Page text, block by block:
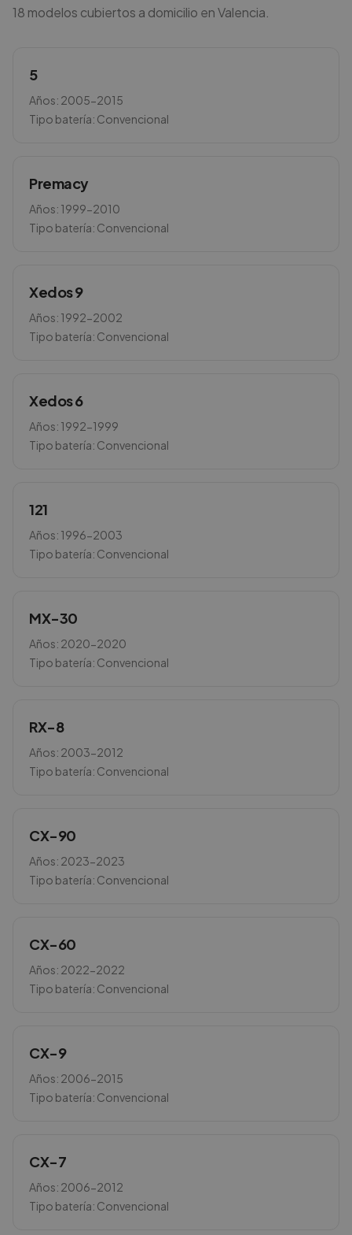
18 modelos cubiertos a domicilio enValencia
5
Años: 2005-2015
Tipo batería: Convencional
Premacy
Años: 1999-2010
Tipo batería: Convencional
Xedos 9
Años: 1992-2002
Tipo batería: Convencional
Xedos 6
Años: 1992-1999
Tipo batería: Convencional
121
Años: 1996-2003
Tipo batería: Convencional
MX-30
Años: 2020-2020
Tipo batería: Convencional
RX-8
Años: 2003-2012
Tipo batería: Convencional
CX-90
Años: 2023-2023
Tipo batería: Convencional
CX-60
Años: 2022-2022
Tipo batería: Convencional
CX-9
Años: 2006-2015
Tipo batería: Convencional
CX-7
Años: 2006-2012
Tipo batería: Convencional